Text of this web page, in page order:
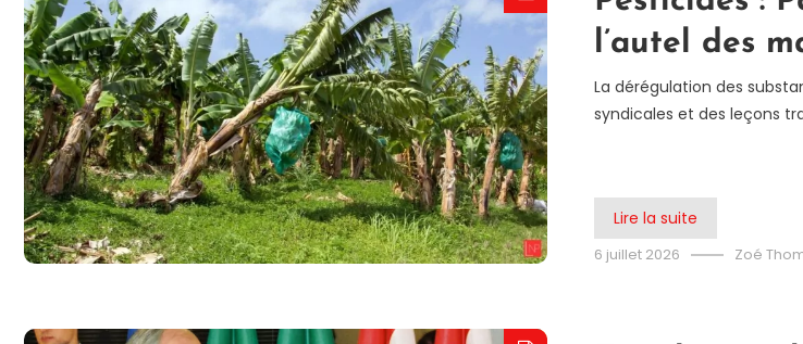
l’autel des
La dérégulation des
syndicales et des leçons
Lire la suite
6 juillet 2026 Zoé